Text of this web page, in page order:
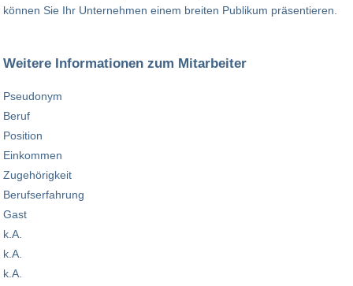
können Sie Ihr Unternehmen einem breiten Publikum präsentieren.
Weitere Informationen zum Mitarbeiter
Pseudonym
Beruf
Position
Einkommen
Zugehörigkeit
Berufserfahrung
Gast
k.A.
k.A.
k.A.